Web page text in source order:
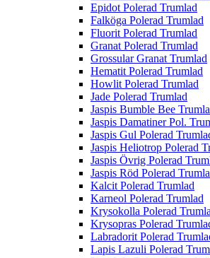
Epidot Polerad Trumlad
Falköga Polerad Trumlad
Fluorit Polerad Trumlad
Granat Polerad Trumlad
Grossular Granat Trumlad
Hematit Polerad Trumlad
Howlit Polerad Trumlad
Jade Polerad Trumlad
Jaspis Bumble Bee
Jaspis Damatiner Pol.
Jaspis Gul Polerad
Jaspis Heliotrop Polerad
Jaspis Övrig Polerad
Jaspis Röd Polerad
Kalcit Polerad Trumlad
Karneol Polerad Trumlad
Krysokolla Polerad
Krysopras Polerad
Labradorit Polerad
Lapis Lazuli Polerad